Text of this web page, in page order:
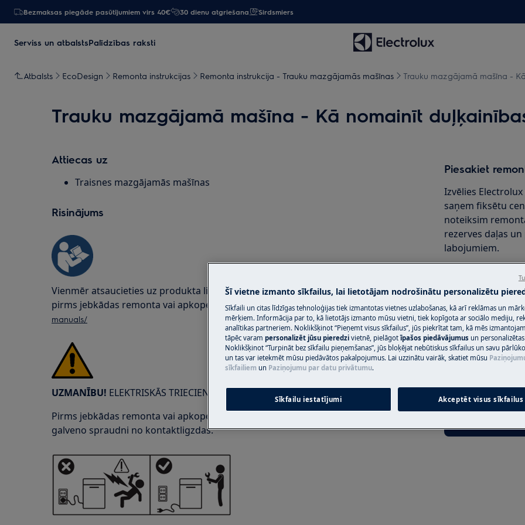
Bezmaksas piegāde pasūtījumiem virs 40€ 30 dienu atgriešana Sirdsmiers
Serviss un atbalstsPalīdzības raksti
Atbalsts EcoDesign Remonta instrukcijas Remonta instrukcija - Trauku mazgājamās mašīnas Trauku mazgājamā mašīna -
Trauku mazgājamā mašīna - Kā nomainīt
Attiecas uz
Traisnes mazgājamās mašīnas
Risinājums
Vienmēr atsaucieties uz produkta lietošanas rokasgrāmatas drošības informāciju
pirms jebkādas remonta vai apkopes darbības.https://www.electrolux.com/support/user-
manuals/
UZMANĪBU! ELEKTRISKĀS TRIECIENA BĪSTAMĪBA
Pirms jebkādas remonta vai apkopes darbības atslēdziet ierīci un atvienojiet
galveno spraudni no kontaktligzdas.
Piesakiet
Izvēlies
saņem fiksētu
noteiksim
rezerves daļas
labojumiem.
Rezervēt
Atrodi savu
Atrisini
dokumentāciju
Šī vietne izmanto sīkfailus, lai lietotājam nodrošinātu personalizētu
Sīkfaili un citas līdzīgas tehnoloģijas tiek izmantotas vietnes uzlabošanas, kā arī reklāmas un
mērķiem. Informācija par to, kā lietotājs izmanto mūsu vietni, tiek kopīgota ar sociālo mediju,
analītikas partneriem. Noklikšķinot “Pieņemt visus sīkfailus”, jūs piekrītat tam, kā mēs
tāpēc varam personalizēt jūsu pieredzi vietnē, pielāgotīpašos piedāvājumus un
Noklikšķinot “Turpināt bez sīkfailu pieņemšanas”, jūs bloķējat nebūtiskus sīkfailus un savu
un tas var ietekmēt mūsu piedāvātos pakalpojumus. Lai uzzinātu vairāk, skatiet mūsu
sīkfailiem un Paziņojumu par datu privātumu.
Sīkfailu iestatījumi Akceptēt visus sīkfailus